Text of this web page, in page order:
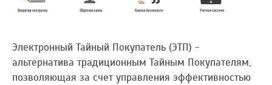
Электронный Тайный Покупатель (ЭТП) -
альтернатива традиционным Тайным Покупателям,
позволяющая за счет управления эффективностью